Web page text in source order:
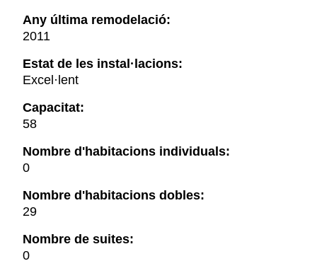
Any última remodelació:
2011
Estat de les instal·lacions:
Excel·lent
Capacitat:
58
Nombre d'habitacions individuals:
0
Nombre d'habitacions dobles:
29
Nombre de suites:
0